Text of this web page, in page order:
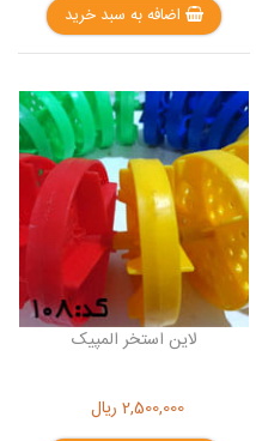
اضافه به سبد خرید
لاین استخر المپیک
2,500,000 ریال